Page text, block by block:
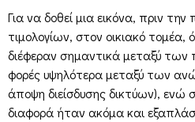
Για να δοθεί μια εικόνα, πριν
τιμολογίων, στον οικιακό τομέα,
διέφεραν σημαντικά μεταξύ των
φορές υψηλότερα μεταξύ των
άποψη διείσδυσης δικτύων), ενώ
διαφορά ήταν ακόμα και